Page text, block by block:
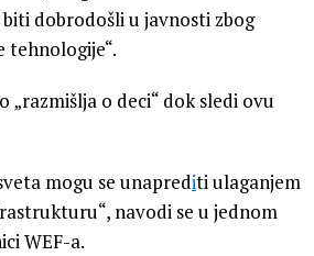
dobrodošli u javnosti zbog
tehnologije“.
„razmišlja o deci“ dok sledi ovu
mogu se unaprediti ulaganjem
navodi se u jednom
WEF-a.